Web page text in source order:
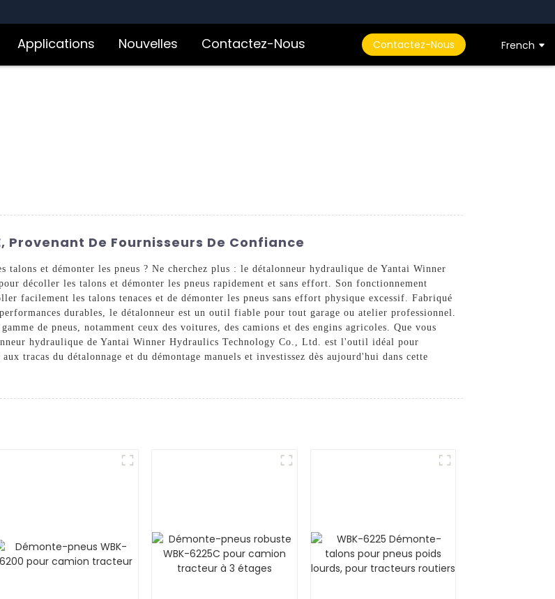
Applications Nouvelles Contactez-Nous Contactez-Nous French
De Fournisseurs De Confiance
et démonter les pneus ? Ne cherchez plus : le détalonneur hydraulique de Yantai Winner
décoller les talons et démonter les pneus rapidement et sans effort. Son fonctionnement
facilement les talons tenaces et de démonter les pneus sans effort physique excessif. Fabriqué
durables, le détalonneur est un outil fiable pour tout garage ou atelier professionnel.
de pneus, notamment ceux des voitures, des camions et des engins agricoles. Que vous
hydraulique de Yantai Winner Hydraulics Technology Co., Ltd. est l'outil idéal pour
tracas du détalonnage et du démontage manuels et investissez dès aujourd'hui dans cette